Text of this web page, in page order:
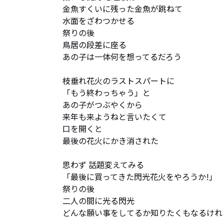
金魚すくいに残った金魚が跳ねて
水面をざわつかせる
祭りの後
鳥居の段差に座る
あの子は一体何を想ってるだろう
枝垂れ花火のラストスパートに
「もう終わっちゃう」と
あの子がつぶやくから
来年も来ようねと言いたくて
口を開くと
最後の花火にかき消された
思わず 話題変えてみる
「最後に買ってきた閃光花火をやろうか!」
祭りの後
二人の間に光る閃光
どんな願い事をしてるか知りたくもなるけ